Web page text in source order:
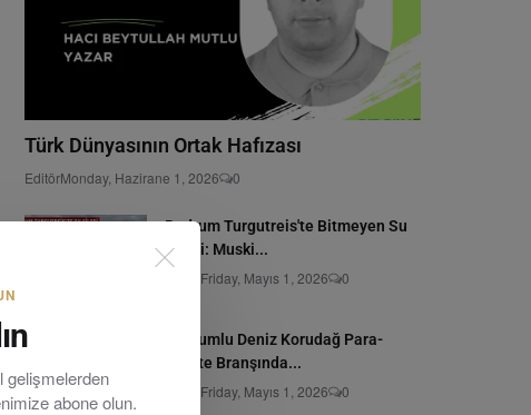
Türk Dünyasının Ortak Hafızası
EditörMonday, Hazirane 1, 2026 0
Bodrum Turgutreis'te Bitmeyen Su
Çilesi: Muski...
Friday, Mayıs 1, 2026 0
Bodrumlu Deniz Korudağ Para-
Karate Branşında...
Friday, Mayıs 1, 2026 0
gelişmelerden
abone olun.